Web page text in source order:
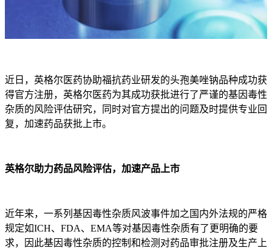
近日，英格尔医药协助福抗药业研发的头孢美唑钠品种成功获
得官方注册，英格尔医药为其成功获批进行了严谨的基因毒性
杂质的风险评估研究，同时对官方提出的问题及时提供专业回
复，加速药品获批上市。
英格尔助力药品风险评估，加速产品上市
近年来，一系列基因毒性杂质风波事件加之国内外法规的严格
规定如ICH、FDA、EMA等对基因毒性杂质有了更明确的要
求，因此基因毒性杂质的控制和检测对药品审批注册及生产上